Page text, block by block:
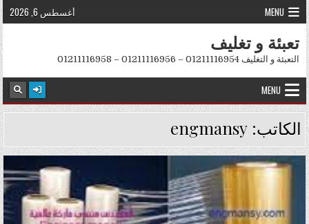
Skip to content
MENU أغسطس 6, 2026
تعبئة و تغليف
التعبئة و التغليف 01211116954 – 01211116956 – 01211116958
MENU
الكاتب:engmansy
Posted in